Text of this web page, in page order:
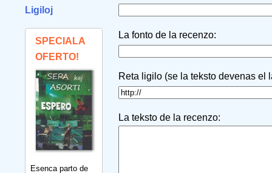
Ligiloj
SPECIALA
OFERTO!
Esenca parto de
La fonto de la recenzo:
Reta ligilo (se la teksto devenas el
La teksto de la recenzo: